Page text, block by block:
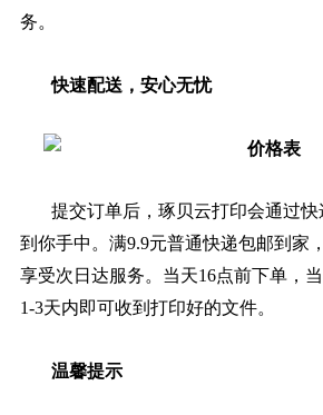
务。
快速配送，安心无忧
提交订单后，琢贝云打印会通过
到你手中。满9.9元普通快递包邮到家
享受次日达服务。当天16点前下单，
1-3天内即可收到打印好的文件。
温馨提示